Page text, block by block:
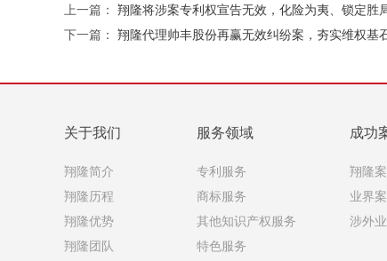
上一篇： 翔隆将涉案专利权宣告无效，化险为夷、锁定胜
下一篇： 翔隆代理帅丰股份再赢无效纠纷案，夯实维权基
关于我们
翔隆简介
翔隆历程
翔隆优势
翔隆团队
服务领域
专利服务
商标服务
其他知识产权服务
特色服务
成功
翔隆
业界
涉外